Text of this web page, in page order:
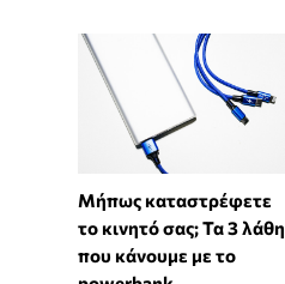
Μήπως καταστρέφετε
το κινητό σας; Τα 3 λάθη
που κάνουμε με το